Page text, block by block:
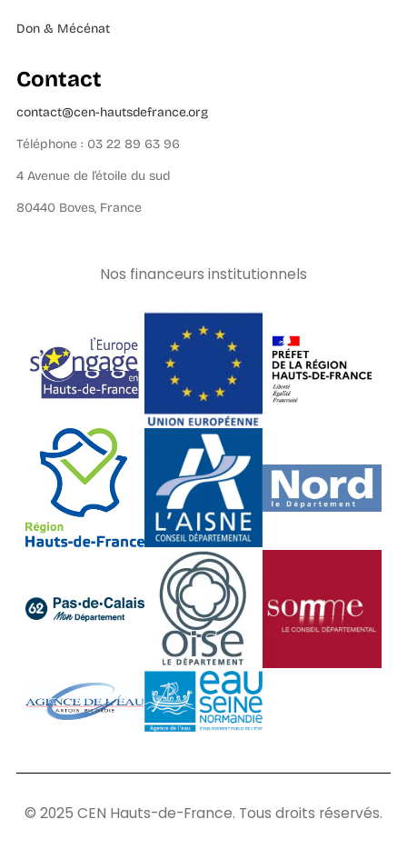
Don & Mécénat
Contact
contact@cen-hautsdefrance.org
Téléphone : 03 22 89 63 96
4 Avenue de l’étoile du sud
80440 Boves, France
Nos financeurs institutionnels
© 2025 CEN Hauts-de-France. Tous droits réservés.